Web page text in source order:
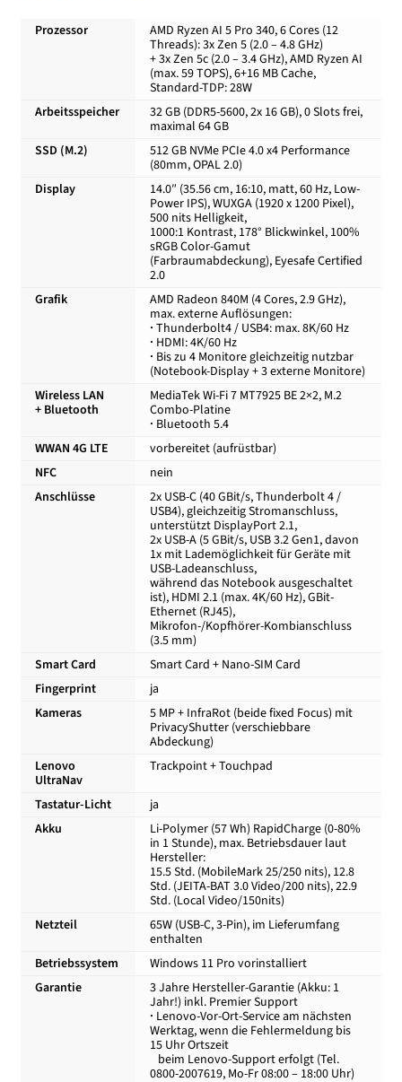
Versand-/Lieferkosten
Widerrufsbelehrung und Widerrufsfomular
Prozessor
AMD Ryzen AI 5 Pro 340, 6 Cores (12
Threads): 3x Zen 5 (2.0 – 4.8 GHz)
+ 3x Zen 5c (2.0 – 3.4 GHz), AMD Ryzen AI
(max. 59 TOPS), 6+16 MB Cache,
Standard-TDP: 28W
Arbeitsspeicher
32 GB (DDR5-5600, 2x 16 GB), 0 Slots frei,
maximal 64 GB
SSD (M.2)
512 GB NVMe PCIe 4.0 x4 Performance
(80mm, OPAL 2.0)
Display
14.0″ (35.56 cm, 16:10, matt, 60 Hz, Low-
Power IPS), WUXGA (1920 x 1200 Pixel),
500 nits Helligkeit,
1000:1 Kontrast, 178° Blickwinkel, 100%
sRGB Color-Gamut
(Farbraumabdeckung), Eyesafe Certified
2.0
Grafik
AMD Radeon 840M (4 Cores, 2.9 GHz),
max. externe Auflösungen:
· Thunderbolt4 / USB4: max. 8K/60 Hz
· HDMI: 4K/60 Hz
· Bis zu 4 Monitore gleichzeitig nutzbar
(Notebook-Display + 3 externe Monitore)
Wireless LAN
+ Bluetooth
MediaTek Wi-Fi 7 MT7925 BE 2×2, M.2
Combo-Platine
· Bluetooth 5.4
WWAN 4G LTE
vorbereitet (aufrüstbar)
NFC
nein
Anschlüsse
2x USB-C (40 GBit/s, Thunderbolt 4 /
USB4), gleichzeitig Stromanschluss,
unterstützt DisplayPort 2.1,
2x USB-A (5 GBit/s, USB 3.2 Gen1, davon
1x mit Lademöglichkeit für Geräte mit
USB-Ladeanschluss,
während das Notebook ausgeschaltet
ist), HDMI 2.1 (max. 4K/60 Hz), GBit-
Ethernet (RJ45),
Mikrofon-/Kopfhörer-Kombianschluss
(3.5 mm)
Smart Card
Smart Card + Nano-SIM Card
Fingerprint
ja
Kameras
5 MP + InfraRot (beide fixed Focus) mit
PrivacyShutter (verschiebbare
Abdeckung)
Lenovo
UltraNav
Trackpoint + Touchpad
Tastatur-Licht
ja
Akku
Li-Polymer (57 Wh) RapidCharge (0-80%
in 1 Stunde), max. Betriebsdauer laut
Hersteller:
15.5 Std. (MobileMark 25/250 nits), 12.8
Std. (JEITA-BAT 3.0 Video/200 nits), 22.9
Std. (Local Video/150nits)
Netzteil
65W (USB-C, 3-Pin), im Lieferumfang
enthalten
Betriebssystem
Windows 11 Pro vorinstalliert
Garantie
3 Jahre Hersteller-Garantie (Akku: 1
Jahr!) inkl. Premier Support
· Lenovo-Vor-Ort-Service am nächsten
Werktag, wenn die Fehlermeldung bis
15 Uhr Ortszeit
beim Lenovo-Support erfolgt (Tel.
0800-2007619, Mo-Fr 08:00 – 18:00 Uhr)